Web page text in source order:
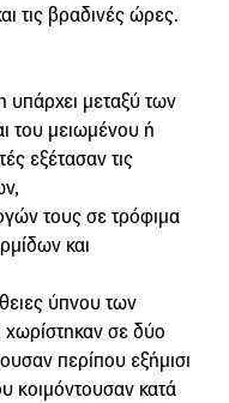
τις βραδινές ώρες.
υπάρχει μεταξύ των
του μειωμένου ή
εξέτασαν τις
τους σε τρόφιμα
και
ύπνου των
χωρίστηκαν σε δύο
περίπου εξήμισι
κοιμόντουσαν κατά